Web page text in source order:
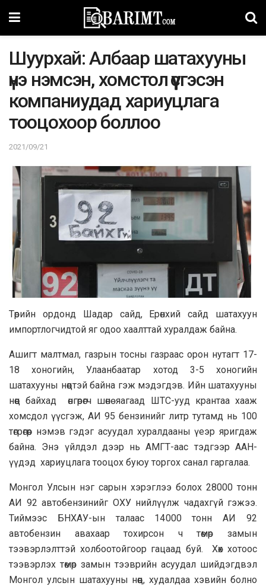
Шуурхай: Албаар шатахууны
үнэ нэмсэн, хомстол үүсгэсэн
компаниудад хариуцлага
тооцохоор боллоо
2021/09/21
Төрийн ордонд Шадар сайд, Ерөнхий сайд шатахуун
импортлогчидтой яг одоо хаалттай хуралдаж байна.
Ашигт малтмал, газрын тосны газраас орон нутагт 17-
18 хоногийн, Улаанбаатар хотод 3-5 хоногийн
шатахууны нөөцтэй байна гэж мэдэгдэв. Ийн шатахууны
нөөц байхад өнгөрөгч шөнө яагаад ШТС-ууд крантаа хааж
хомсдол үүсгэж, АИ 95 бензинийг литр тутамд нь 100
төгрөгөөр нэмэв гэдэг асуудал хуралдааны үеэр яригдаж
байна. Энэ үйлдэл дээр нь АМГТ-аас тэдгээр ААН-
үүдэд хариуцлага тооцох буюу торгох санал гаргалаа.
Монгол Улсын нэг сарын хэрэглээ болох 28000 тонн
АИ 92 автобензинийг ОХУ нийлүүлж чадахгүй гэжээ.
Тиймээс БНХАУ-ын талаас 14000 тонн АИ 92
автобензин авахаар тохирсон ч төмөр замын
тээвэрлэлттэй холбоотойгоор гацаад буй. Хөх хотоос
тээвэрлэх төмөр замын тээврийн асуудал шийдэгдвэл
Монгол улсын шатахууны нөөц, худалдаа хэвийн болно